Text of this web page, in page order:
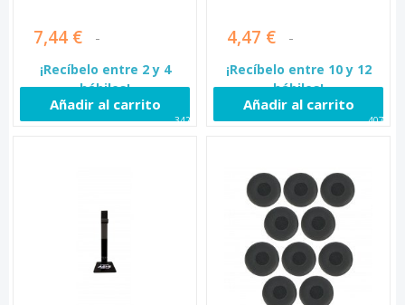
7,44 €
¡Recíbelo entre 2 y 4
hábiles!
Añadir al carrito
3429
4,47 €
¡Recíbelo entre 10 y 12
hábiles!
Añadir al carrito
4074